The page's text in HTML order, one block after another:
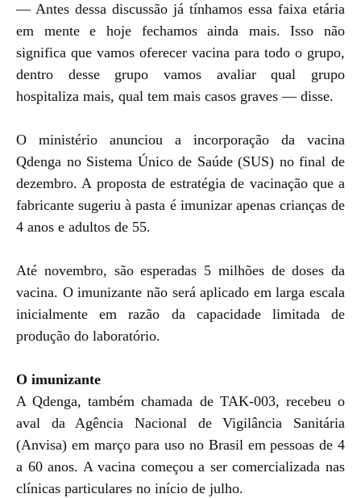
— Antes dessa discussão já tínhamos essa faixa etária
em mente e hoje fechamos ainda mais. Isso não
significa que vamos oferecer vacina para todo o grupo,
dentro desse grupo vamos avaliar qual grupo
hospitaliza mais, qual tem mais casos graves — disse.
O ministério anunciou a incorporação da vacina
Qdenga no Sistema Único de Saúde (SUS) no final de
dezembro. A proposta de estratégia de vacinação que a
fabricante sugeriu à pasta é imunizar apenas crianças de
4 anos e adultos de 55.
Até novembro, são esperadas 5 milhões de doses da
vacina. O imunizante não será aplicado em larga escala
inicialmente em razão da capacidade limitada de
produção do laboratório.
O imunizante
A Qdenga, também chamada de TAK-003, recebeu o
aval da Agência Nacional de Vigilância Sanitária
(Anvisa) em março para uso no Brasil em pessoas de 4
a 60 anos. A vacina começou a ser comercializada nas
clínicas particulares no início de julho.